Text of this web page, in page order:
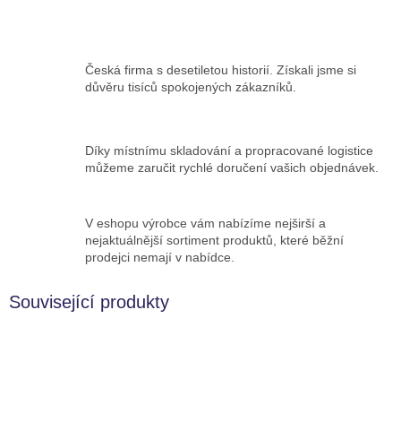
Česká firma s desetiletou historií. Získali jsme si
důvěru tisíců spokojených zákazníků.
Díky místnímu skladování a propracované logistice
můžeme zaručit rychlé doručení vašich objednávek.
V eshopu výrobce vám nabízíme nejširší a
nejaktuálnější sortiment produktů, které běžní
prodejci nemají v nabídce.
Související produkty